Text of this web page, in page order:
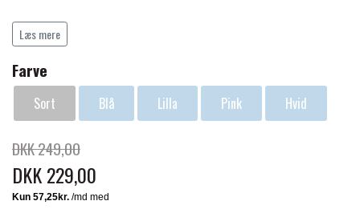
STALD & FOLD
TRAV KUSK
PREMIER EQUINE MAGNET & INFRARØD
PREMIER EQUINE GRIMER & TRÆKTOV
EMIN
FENWICK LIQUID TITANIUM®
Læs mere
Farve
Sort Blå Lilla Pink Hvid
DKK 249,00
DKK 229,00